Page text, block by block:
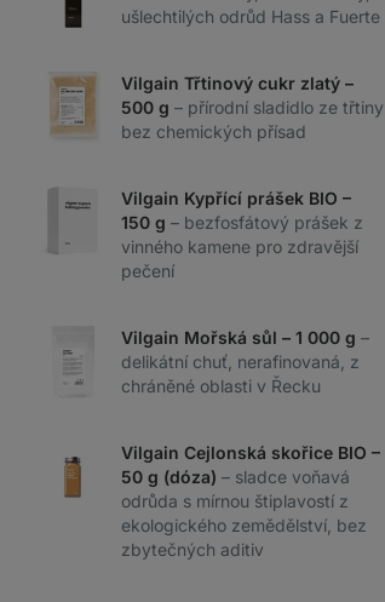
ušlechtilých odrůd Hass a Fuerte
Vilgain Třtinový cukr zlatý –
500 g – přírodní sladidlo ze třtiny
bez chemických přísad
Vilgain Kypřící prášek BIO –
150 g – bezfosfátový prášek z
vinného kamene pro zdravější
pečení
Vilgain Mořská sůl – 1 000 g –
delikátní chuť, nerafinovaná, z
chráněné oblasti v Řecku
Vilgain Cejlonská skořice BIO –
50 g (dóza) – sladce voňavá
odrůda s mírnou štiplavostí z
ekologického zemědělství, bez
zbytečných aditiv